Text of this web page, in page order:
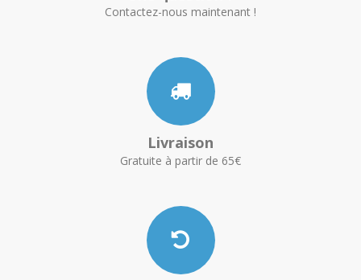
Contactez-nous maintenant !
Livraison
Gratuite à partir de 65€